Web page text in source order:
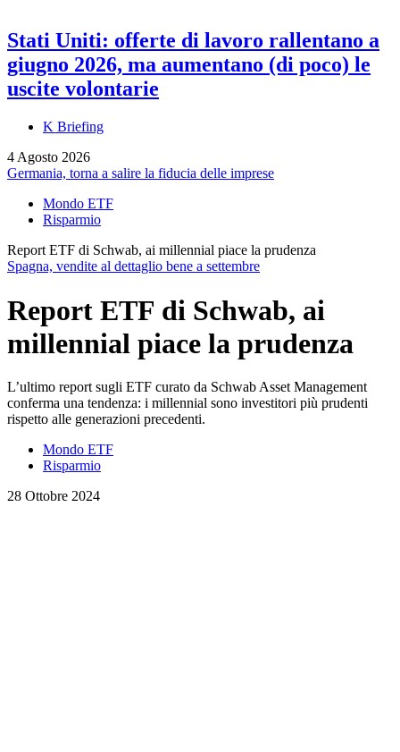
Stati Uniti: offerte di lavoro rallentano a
giugno 2026, ma aumentano (di poco) le
uscite volontarie
K Briefing
4 Agosto 2026
Germania, torna a salire la fiducia delle imprese
Mondo ETF
Risparmio
Report ETF di Schwab, ai millennial piace la prudenza
Spagna, vendite al dettaglio bene a settembre
Report ETF di Schwab, ai
millennial piace la prudenza
L’ultimo report sugli ETF curato da Schwab Asset Management
conferma una tendenza: i millennial sono investitori più prudenti
rispetto alle generazioni precedenti.
Mondo ETF
Risparmio
28 Ottobre 2024